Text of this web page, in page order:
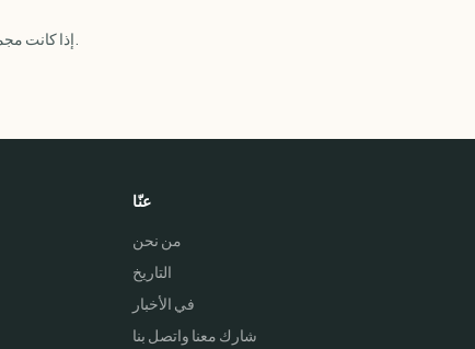
عنّا
من نحن
التاريخ
في الأخبار
شارك معنا واتصل بنا